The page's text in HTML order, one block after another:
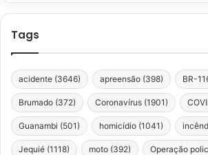
Tags
acidente (3646) apreensão (398) BR-
Brumado (372) Coronavírus (1901)
Guanambi (501) homicídio (1041)
Jequié (1118) moto (392) Operação